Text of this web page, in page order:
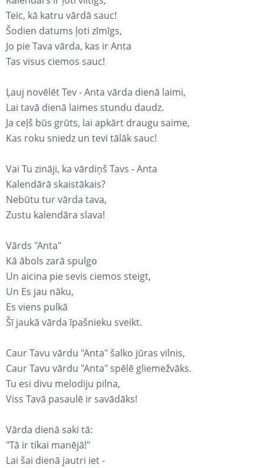
Teic, kā katru vārdā sauc!
Šodien datums ļoti zīmīgs,
Jo pie Tava vārda, kas ir Anta
Tas visus ciemos sauc!
Ļauj novēlēt Tev - Anta vārda dienā laimi,
Lai tavā dienā laimes stundu daudz.
Ja ceļš būs grūts, lai apkārt draugu saime,
Kas roku sniedz un tevi tālāk sauc!
Vai Tu zināji, ka vārdiņš Tavs - Anta
Kalendārā skaistākais?
Nebūtu tur vārda tava,
Zustu kalendāra slava!
Vārds "Anta"
Kā ābols zarā spulgo
Un aicina pie sevis ciemos steigt,
Un Es jau nāku,
Es viens pulkā
Šī jaukā vārda īpašnieku sveikt.
Caur Tavu vārdu "Anta" šalko jūras vilnis,
Caur Tavu vārdu "Anta" spēlē gliemežvāks.
Tu esi divu melodiju pilna,
Viss Tavā pasaulē ir savādāks!
Vārda dienā saki tā:
"Tā ir tikai manējā!"
Lai šai dienā jautri iet -